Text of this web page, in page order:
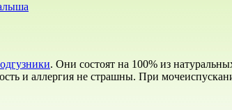
. Они состоят на 100% из
и аллергия не страшны. При